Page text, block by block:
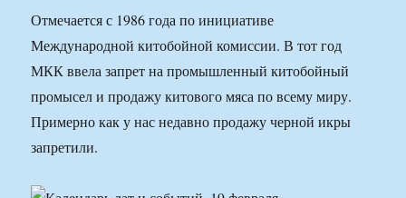
Отмечается с 1986 года по инициативе
Международной китобойной комиссии. В тот год
МКК ввела запрет на промышленный китобойный
промысел и продажу китового мяса по всему миру.
Примерно как у нас недавно продажу черной икры
запретили.